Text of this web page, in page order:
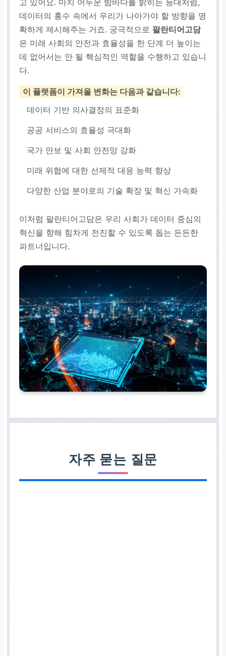
데이터의 홍수 속에서 우리가 나아가야 할 방향을 명
확하게 제시해주는 거죠. 궁극적으로 팔란티어고담
은 미래 사회의 안전과 효율성을 한 단계 더 높이는
데 없어서는 안 될 핵심적인 역할을 수행하고 있습니
다.
이 플랫폼이 가져올 변화는 다음과 같습니다:
데이터 기반 의사결정의 표준화
공공 서비스의 효율성 극대화
국가 안보 및 사회 안전망 강화
미래 위협에 대한 선제적 대응 능력 향상
다양한 산업 분야로의 기술 확장 및 혁신 가속화
이처럼 팔란티어고담은 우리 사회가 데이터 중심의
혁신을 향해 힘차게 전진할 수 있도록 돕는 든든한
파트너입니다.
자주 묻는 질문